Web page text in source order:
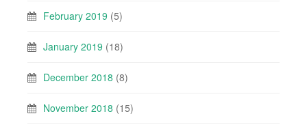
February 2019 (5)
January 2019 (18)
December 2018 (8)
November 2018 (15)